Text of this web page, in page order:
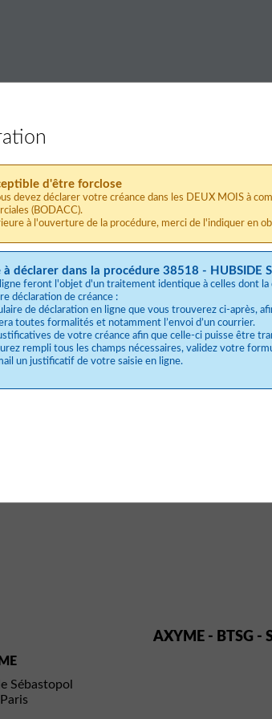
d'être forclose
devez déclarer votre créance dans les DEUX MOIS à
(BODACC).
à l'ouverture de la procédure, merci de l'indiquer en
à déclarer dans la procédure 38518 - HUBSIDE
feront l'objet d'un traitement identique à celles dont
déclaration de créance :
de déclaration en ligne que vous trouverez ci-après,
toutes formalités et notamment l’envoi d’un courrier.
de votre créance afin que celle-ci puisse être
rempli tous les champs nécessaires, validez votre
un justificatif de votre saisie en ligne.
AXYME - BTSG -
Sébastopol